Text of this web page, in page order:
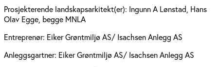
Prosjekterende landskapsarkitekt(er): Ingunn A Lønstad, Hans
Olav Egge, begge MNLA
Entreprenør: Eiker Grøntmiljø AS/ Isachsen Anlegg AS
Anleggsgartner: Eiker Grøntmiljø AS/ Isachsen Anlegg AS